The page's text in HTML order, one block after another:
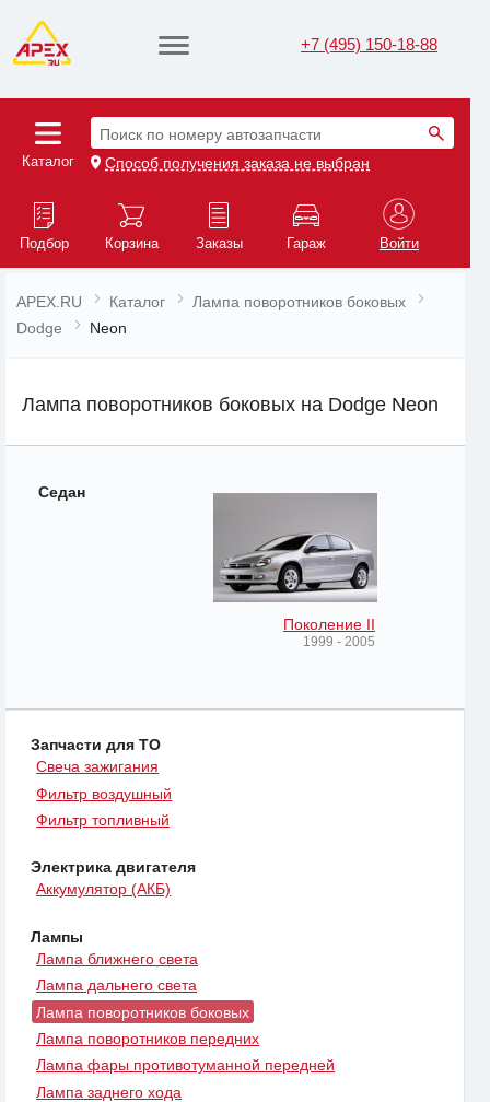
+7 (495) 150-18-88
Каталог
Поиск по номеру автозапчасти
Способ получения заказа не выбран
Подбор Корзина Заказы Гараж Войти
APEX.RU Каталог
Лампа поворотников боковых
Dodge
Neon
Лампа поворотников боковых на Dodge Neon
Седан
Поколение II
1999 - 2005
Запчасти для ТО
Свеча зажигания
Фильтр воздушный
Фильтр топливный
Электрика двигателя
Аккумулятор (АКБ)
Лампы
Лампа ближнего света
Лампа дальнего света
Лампа поворотников боковых
Лампа поворотников передних
Лампа фары противотуманной передней
Лампа заднего хода